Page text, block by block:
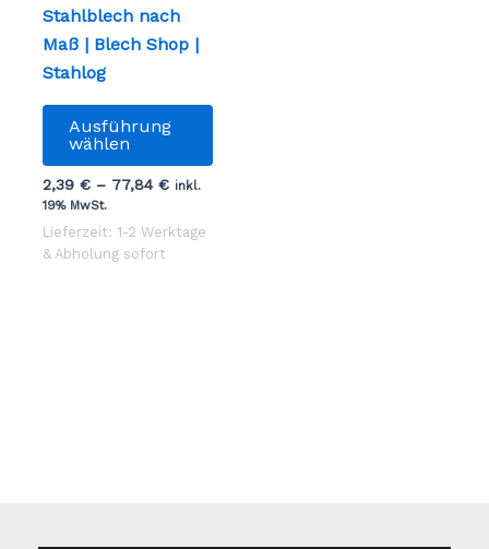
Stahlblech nach
Maß | Blech Shop |
Stahlog
Ausführung
wählen
Dieses
weist
2,39€ – 77,84€ inkl.
19% MwSt.
Lieferzeit: 1-2 Werktage
& Abholung sofort